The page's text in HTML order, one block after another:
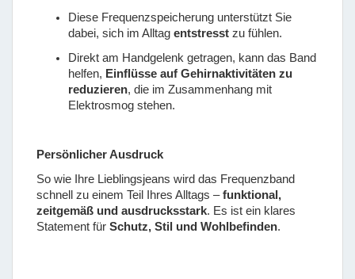
Diese Frequenzspeicherung unterstützt Sie
dabei, sich im Alltag entstresst zu fühlen.
Direkt am Handgelenk getragen, kann das Band
helfen, Einflüsse auf Gehirnaktivitäten zu
reduzieren, die im Zusammenhang mit
Elektrosmog stehen.
Persönlicher Ausdruck
So wie Ihre Lieblingsjeans wird das Frequenzband
schnell zu einem Teil Ihres Alltags –funktional,
zeitgemäß und ausdrucksstark. Es ist ein klares
Statement für Schutz, Stil und Wohlbefinden.